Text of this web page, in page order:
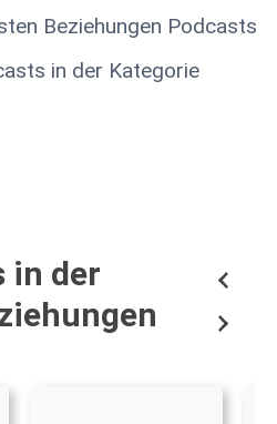
Beziehungen Podcasts
in der Kategorie
in der